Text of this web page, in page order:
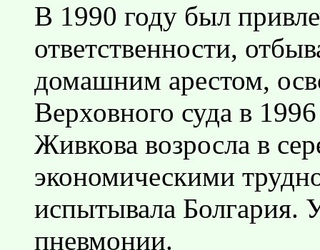
В 1990 году был
ответственности,
домашним арестом,
Верховного суда в
Живкова возросла в
экономическими
испытывала Болгария.
пневмонии.